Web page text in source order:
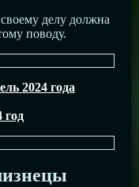
делу должна
поводу.
2024 года
год